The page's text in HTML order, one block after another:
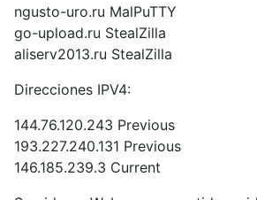
ngusto-uro.ru MalPuTTY
go-upload.ru StealZilla
aliserv2013.ru StealZilla
Direcciones IPV4:
144.76.120.243 Previous
193.227.240.131 Previous
146.185.239.3 Current